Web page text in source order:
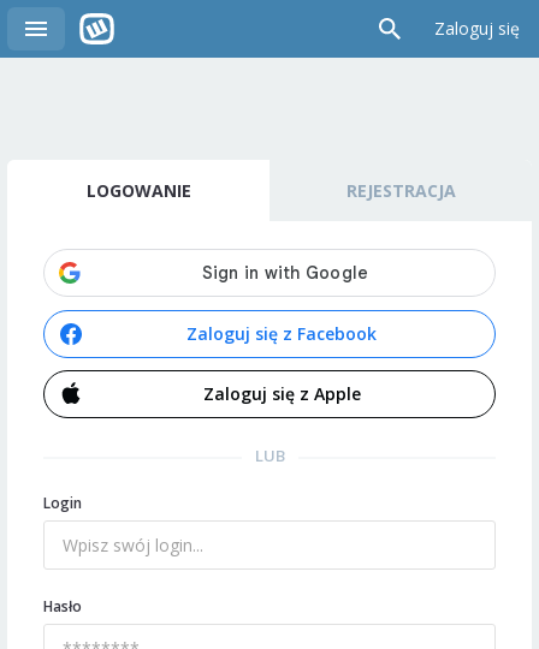
Zaloguj się
LOGOWANIE REJESTRACJA
Zaloguj się z Facebook
Zaloguj się z Apple
LUB
Login
Hasło